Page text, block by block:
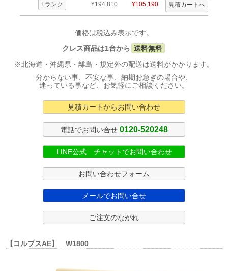
Fランク ¥194,810 ¥105,190
価格は税込み表示です。
クレス商品は1台から 送料無料
※北海道・沖縄県・離島・規定外の配送は送料がかかります。
分からない事、不安な事、納期お急ぎの場合や、
迷っている事など、お気軽にご相談ください。
見積カートからお問い合わせ
電話でお問い合せ 0120-520248
LINE公式 チャットでお問い合わせ
お問い合わせフォーム
メールでお問い合せ
ご注文のながれ
【コルプスAE】 W1800